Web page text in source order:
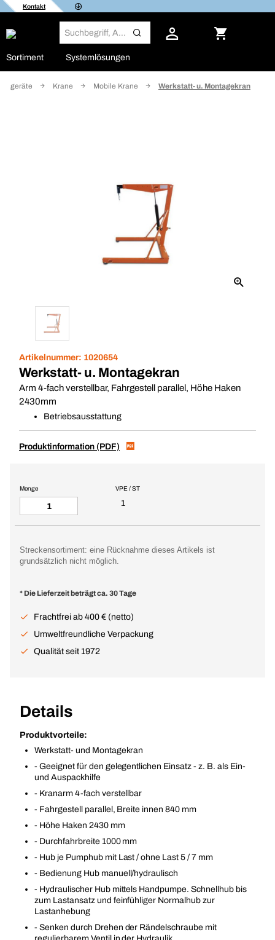
Kontakt
Sortiment Systemlösungen
Krane Mobile Krane Werkstatt- u. Montagekran
Artikelnummer: 1020654
Werkstatt- u. Montagekran
Arm 4-fach verstellbar, Fahrgestell parallel, Höhe Haken
2430mm
Betriebsausstattung
Produktinformation (PDF)
VPE / ST
1
Menge
Streckensortiment: eine Rücknahme dieses Artikels ist
grundsätzlich nicht möglich.
* Die Lieferzeit beträgt ca. 30 Tage
Frachtfrei ab 400 € (netto)
Umweltfreundliche Verpackung
Qualität seit 1972
Details
Produktvorteile:
Werkstatt- und Montagekran
- Geeignet für den gelegentlichen Einsatz - z. B. als Ein-
und Auspackhilfe
- Kranarm 4-fach verstellbar
- Fahrgestell parallel, Breite innen 840 mm
- Höhe Haken 2430 mm
- Durchfahrbreite 1000 mm
- Hub je Pumphub mit Last / ohne Last 5 / 7 mm
- Bedienung Hub manuell/hydraulisch
- Hydraulischer Hub mittels Handpumpe. Schnellhub bis
zum Lastansatz und feinfühliger Normalhub zur
Lastanhebung
- Senken durch Drehen der Rändelschraube mit